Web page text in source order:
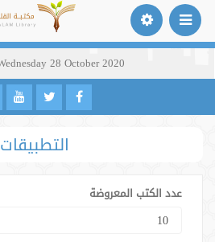
28 October 2020
التطبيقات
عدد الكتب المعروضة